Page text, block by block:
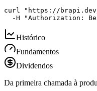
curl "https://brapi.dev/
-H "Authorization:
Histórico
Fundamentos
Dividendos
Da primeira chamada à